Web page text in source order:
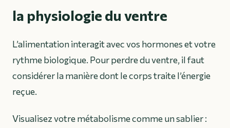
la physiologie du ventre
L’alimentation interagit avec vos hormones et votre
rythme biologique. Pour perdre du ventre, il faut
considérer la manière dont le corps traite l’énergie
reçue.
Visualisez votre métabolisme comme un sablier :